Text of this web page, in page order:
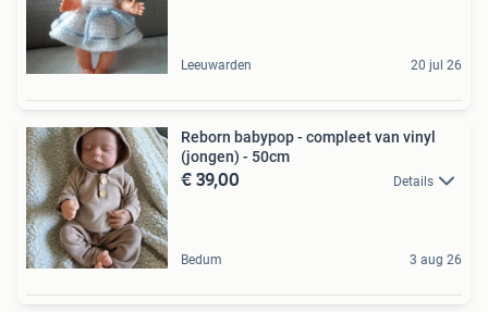
Leeuwarden 20 jul 26
Reborn babypop - compleet van vinyl
(jongen) - 50cm
€ 39,00 Details
Bedum 3 aug 26